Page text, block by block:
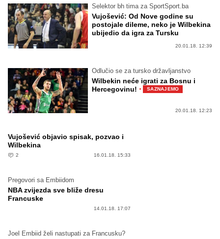
Selektor bh tima za SportSport.ba
Vujošević: Od Nove godine su
postojale dileme, neko je Wilbekina
ubijedio da igra za Tursku
20.01.18. 12:39
Odlučio se za tursko državljanstvo
Wilbekin neće igrati za Bosnu i
Hercegovinu! · SAZNAJEMO
20.01.18. 12:23
Vujošević objavio spisak, pozvao i
Wilbekina
2 16.01.18. 15:33
Pregovori sa Embiidom
NBA zvijezda sve bliže dresu
Francuske
14.01.18. 17:07
Joel Embiid želi nastupati za Francusku?